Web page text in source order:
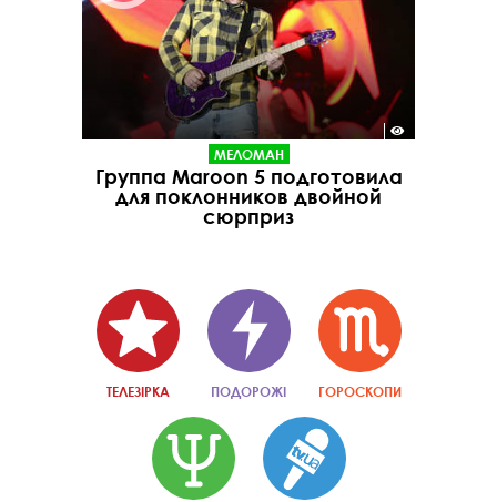
МЕЛОМАН
Группа Maroon 5 подготовила
для поклонников двойной
сюрприз
ТЕЛЕЗІРКА ПОДОРОЖІ ГОРОСКОПИ